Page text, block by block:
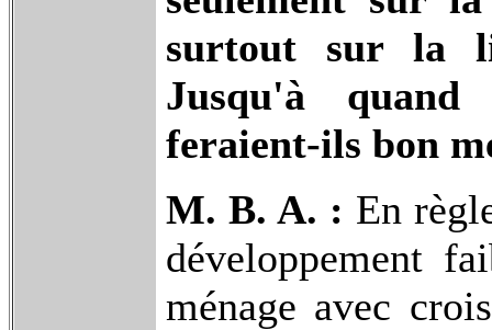
surtout sur la
Jusqu'à quand
feraient-ils bon
M. B. A. : En
développement
ménage avec